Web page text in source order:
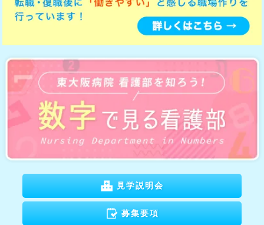
見学説明会
募集要項